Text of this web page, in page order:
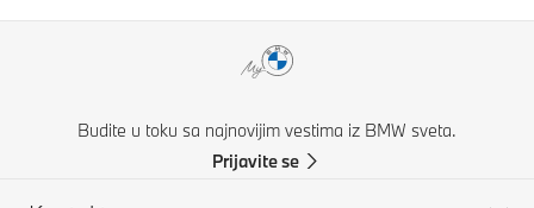
Budite u toku sa najnovijim vestima iz BMW sveta.
Prijavite se